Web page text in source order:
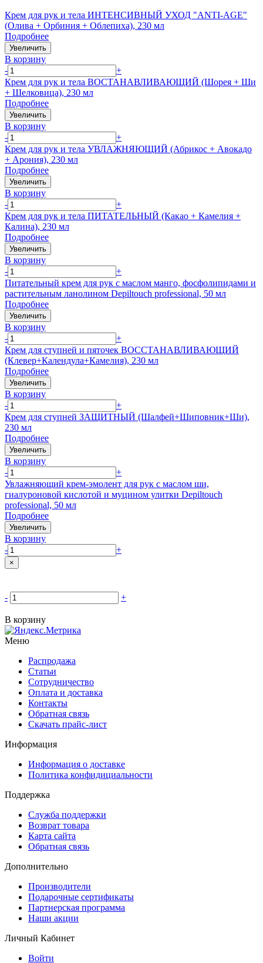
Крем для рук и тела ИНТЕНСИВНЫЙ УХОД "ANTI-AGE"
(Олива + Орбиния + Облепиха), 230 мл
Подробнее
Увеличить
В корзину
-
+
Крем для рук и тела ВОСТАНАВЛИВАЮЩИЙ (Шорея + Ши
+ Шелковица), 230 мл
Подробнее
Увеличить
В корзину
-
+
Крем для рук и тела УВЛАЖНЯЮЩИЙ (Абрикос + Авокадо
+ Арония), 230 мл
Подробнее
Увеличить
В корзину
-
+
Крем для рук и тела ПИТАТЕЛЬНЫЙ (Какао + Камелия +
Калина), 230 мл
Подробнее
Увеличить
В корзину
-
+
Питательный крем для рук с маслом манго, фосфолипидами и
растительным ланолином Depiltouch professional, 50 мл
Подробнее
Увеличить
В корзину
-
+
Крем для ступней и пяточек ВОССТАНАВЛИВАЮЩИЙ
(Клевер+Календула+Камелия), 230 мл
Подробнее
Увеличить
В корзину
-
+
Крем для ступней ЗАЩИТНЫЙ (Шалфей+Шиповник+Ши),
230 мл
Подробнее
Увеличить
В корзину
-
+
Увлажняющий крем-эмолент для рук с маслом ши,
гиалуроновой кислотой и муцином улитки Depiltouch
professional, 50 мл
Подробнее
Увеличить
В корзину
-
+
×
- +
В корзину
Меню
Распродажа
Статьи
Сотрудничество
Оплата и доставка
Контакты
Обратная связь
Скачать прайс-лист
Информация
Информация о доставке
Политика конфидициальности
Поддержка
Служба поддержки
Возврат товара
Карта сайта
Обратная связь
Дополнительно
Производители
Подарочные сертификаты
Партнерская программа
Наши акции
Личный Кабинет
Войти